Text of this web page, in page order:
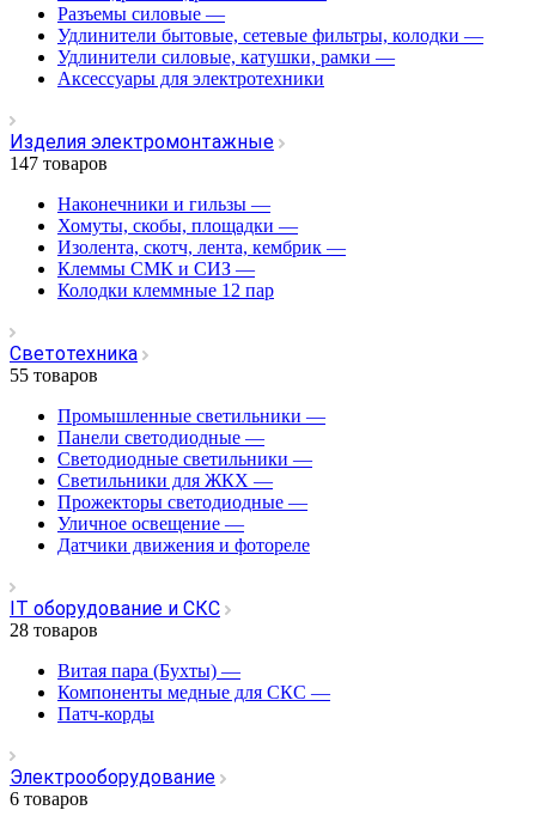
Разъемы силовые —
Удлинители бытовые, сетевые фильтры, колодки —
Удлинители силовые, катушки, рамки —
Аксессуары для электротехники
Изделия электромонтажные
147 товаров
Наконечники и гильзы —
Хомуты, скобы, площадки —
Изолента, скотч, лента, кембрик —
Клеммы СМК и СИЗ —
Колодки клеммные 12 пар
Светотехника
55 товаров
Промышленные светильники —
Панели светодиодные —
Светодиодные светильники —
Светильники для ЖКХ —
Прожекторы светодиодные —
Уличное освещение —
Датчики движения и фотореле
IT оборудование и СКС
28 товаров
Витая пара (Бухты) —
Компоненты медные для СКС —
Патч-корды
Электрооборудование
6 товаров